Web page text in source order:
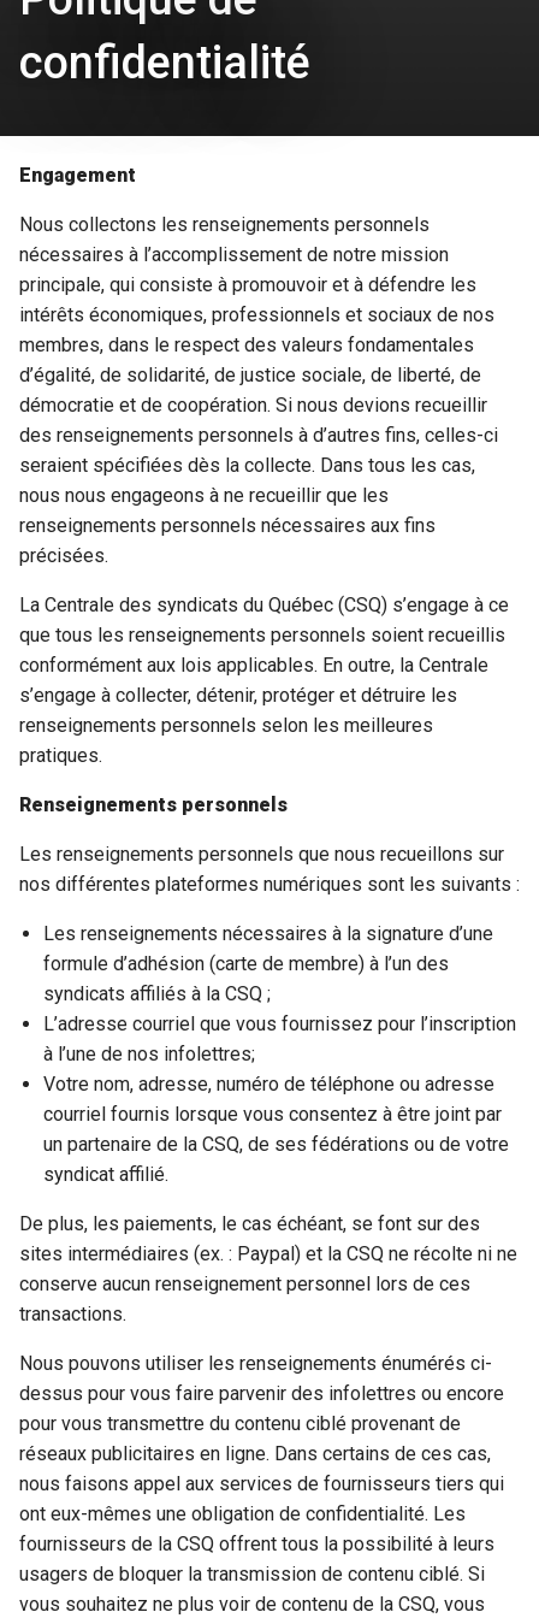
confidentialité
Engagement
Nous collectons les renseignements personnels
nécessaires à l’accomplissement de notre mission
principale, qui consiste à promouvoir et à défendre les
intérêts économiques, professionnels et sociaux de nos
membres, dans le respect des valeurs fondamentales
d’égalité, de solidarité, de justice sociale, de liberté, de
démocratie et de coopération. Si nous devions recueillir
des renseignements personnels à d’autres fins, celles-ci
seraient spécifiées dès la collecte. Dans tous les cas,
nous nous engageons à ne recueillir que les
renseignements personnels nécessaires aux fins
précisées.
La Centrale des syndicats du Québec (CSQ) s’engage à ce
que tous les renseignements personnels soient recueillis
conformément aux lois applicables. En outre, la Centrale
s’engage à collecter, détenir, protéger et détruire les
renseignements personnels selon les meilleures
pratiques.
Renseignements personnels
Les renseignements personnels que nous recueillons sur
nos différentes plateformes numériques sont les suivants :
Les renseignements nécessaires à la signature d’une
formule d’adhésion (carte de membre) à l’un des
syndicats affiliés à la CSQ ;
L’adresse courriel que vous fournissez pour l’inscription
à l’une de nos infolettres;
Votre nom, adresse, numéro de téléphone ou adresse
courriel fournis lorsque vous consentez à être joint par
un partenaire de la CSQ, de ses fédérations ou de votre
syndicat affilié.
De plus, les paiements, le cas échéant, se font sur des
sites intermédiaires (ex. : Paypal) et la CSQ ne récolte ni ne
conserve aucun renseignement personnel lors de ces
transactions.
Nous pouvons utiliser les renseignements énumérés ci-
dessus pour vous faire parvenir des infolettres ou encore
pour vous transmettre du contenu ciblé provenant de
réseaux publicitaires en ligne. Dans certains de ces cas,
nous faisons appel aux services de fournisseurs tiers qui
ont eux-mêmes une obligation de confidentialité. Les
fournisseurs de la CSQ offrent tous la possibilité à leurs
usagers de bloquer la transmission de contenu ciblé. Si
vous souhaitez ne plus voir de contenu de la CSQ, vous